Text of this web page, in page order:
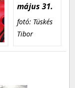
május 31.
fotó: Tüskés
Tibor